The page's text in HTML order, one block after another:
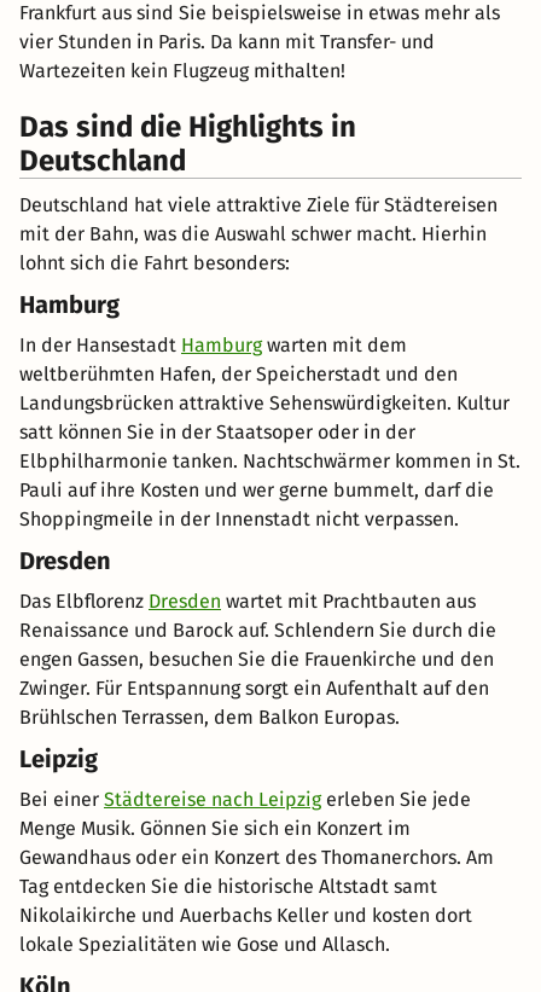
Frankfurt aus sind Sie beispielsweise in etwas mehr als
vier Stunden in Paris. Da kann mit Transfer- und
Wartezeiten kein Flugzeug mithalten!
Das sind die Highlights in
Deutschland
Deutschland hat viele attraktive Ziele für Städtereisen
mit der Bahn, was die Auswahl schwer macht. Hierhin
lohnt sich die Fahrt besonders:
Hamburg
In der Hansestadt Hamburgwarten mit dem
weltberühmten Hafen, der Speicherstadt und den
Landungsbrücken attraktive Sehenswürdigkeiten. Kultur
satt können Sie in der Staatsoper oder in der
Elbphilharmonie tanken. Nachtschwärmer kommen in St.
Pauli auf ihre Kosten und wer gerne bummelt, darf die
Shoppingmeile in der Innenstadt nicht verpassen.
Dresden
Das Elbflorenz Dresden wartet mit Prachtbauten aus
Renaissance und Barock auf. Schlendern Sie durch die
engen Gassen, besuchen Sie die Frauenkirche und den
Zwinger. Für Entspannung sorgt ein Aufenthalt auf den
Brühlschen Terrassen, dem Balkon Europas.
Leipzig
Bei einer Städtereise nach Leipzigerleben Sie jede
Menge Musik. Gönnen Sie sich ein Konzert im
Gewandhaus oder ein Konzert des Thomanerchors. Am
Tag entdecken Sie die historische Altstadt samt
Nikolaikirche und Auerbachs Keller und kosten dort
lokale Spezialitäten wie Gose und Allasch.